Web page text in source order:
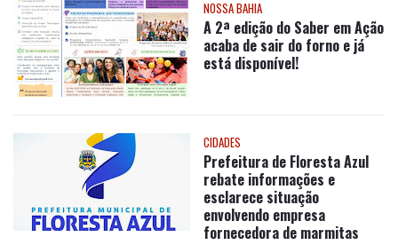
NOSSA BAHIA
A 2ª edição do Saber em Ação
acaba de sair do forno e já
está disponível!
CIDADES
Prefeitura de Floresta Azul
rebate informações e
esclarece situação
envolvendo empresa
fornecedora de marmitas